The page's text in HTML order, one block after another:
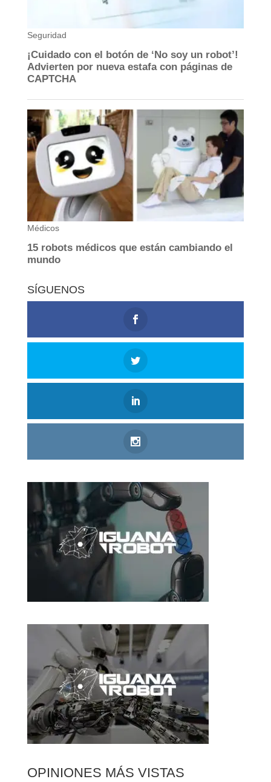
SÍGUENOS
OPINIONES MÁS VISTAS